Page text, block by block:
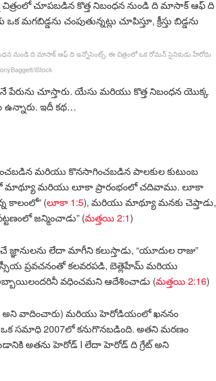
నుండి ది మాసాక్ ఆఫ్ ది ఇన్నోసెంట్స్. ఈ చిత్రంలో ఒక రోమన్ సైనికుడు హేరోదు
iStock
పేరును చూస్తారు. యేసు మరియు కొత్త నిబంధన యొక్క
ఇదీ కథ…
మరియు కొనసాగించబడిన పాలకుల కుటుంబ
మాథ్యూ మరియు లూకా ప్రారంభంలో చదివాము. లూకా
కాలంలో” (లూకా 1:5), మరియు మాథ్యూ మనకు చెప్తాడు,
జన్మించాడు” (మత్తయి 2:1)
లేదా మాగీని కలుస్తాడు, “యూదుల రాజు”
ప్రవచనంతో కలవరపడి, బెత్లెహేమ్ మరియు
అబ్బాయిలందరినీ వధించమని ఆదేశించాడు (మత్తయి 2:16)
అని వాదించారు) మరియు హెరోడియంలో ఖననం
సమాధి 2007లో కనుగొనబడింది. అతని మరణం
అతను హెరోడ్ I లేదా హెరోడ్ ది గ్రేట్ అని